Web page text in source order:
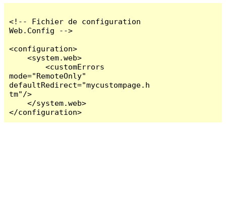
<!-- Fichier de configuration
Web.Config -->
<configuration>
    <system.web>
        <customErrors
mode="RemoteOnly"
defaultRedirect="mycustompage.h
tm"/>
    </system.web>
</configuration>